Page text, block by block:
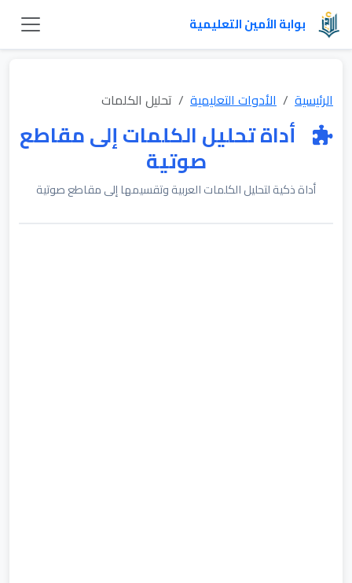
بوابة الأمين التعليمية
الرئيسية الأدوات التعليمية تحليل الكلمات
أداة تحليل الكلمات إلى مقاطع
صوتية
أداة ذكية لتحليل الكلمات العربية وتقسيمها إلى مقاطع صوتية